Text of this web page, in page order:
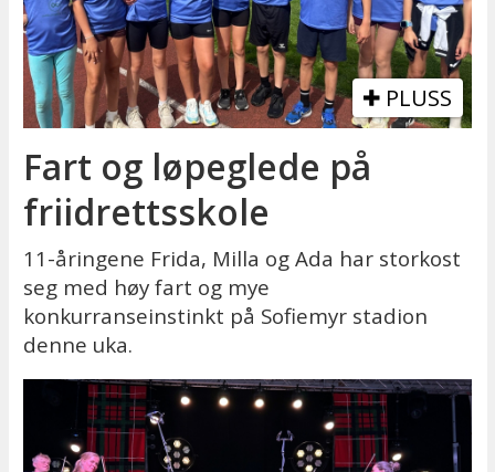
PLUSS
Fart og løpeglede på
friidrettsskole
11-åringene Frida, Milla og Ada har storkost
seg med høy fart og mye
konkurranseinstinkt på Sofiemyr stadion
denne uka.